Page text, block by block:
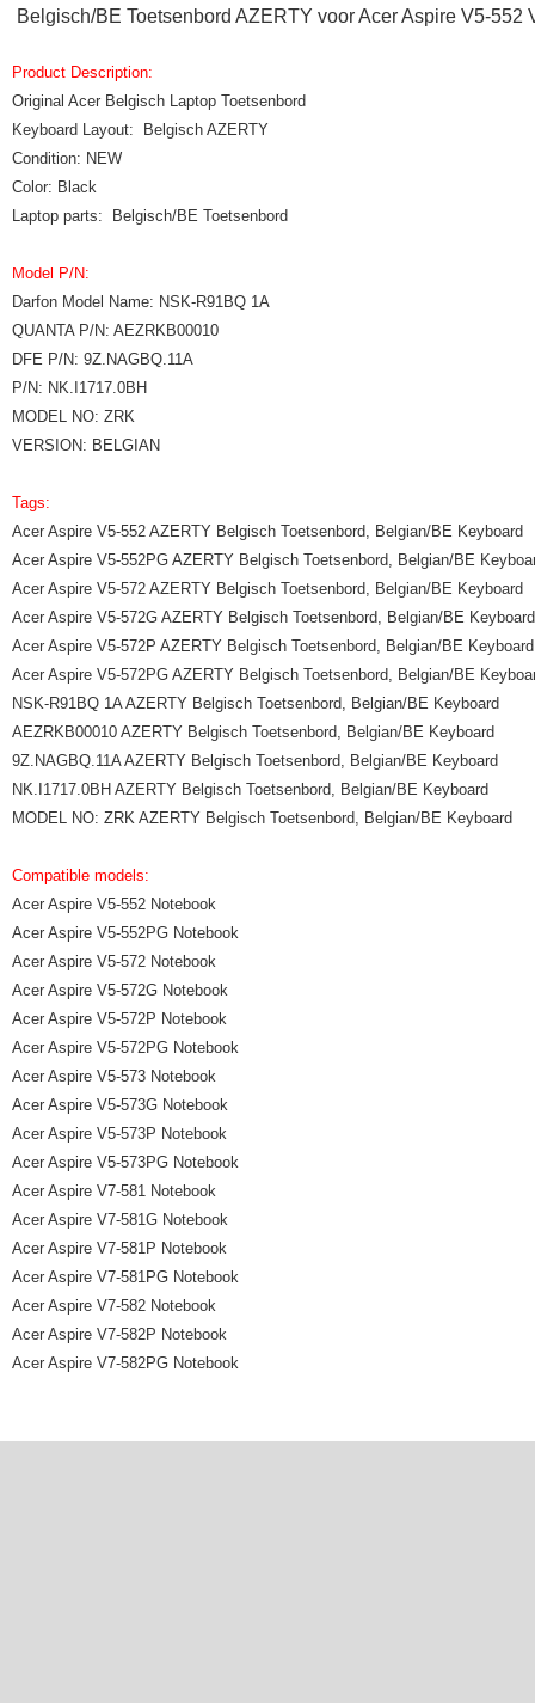
Belgisch/BE Toetsenbord AZERTY voor Acer Aspire V5-
Product Description:
Original Acer Belgisch Laptop Toetsenbord
Keyboard Layout: Belgisch AZERTY
Condition: NEW
Color: Black
Laptop parts: Belgisch/BE Toetsenbord
Model P/N:
Darfon Model Name: NSK-R91BQ 1A
QUANTA P/N: AEZRKB00010
DFE P/N: 9Z.NAGBQ.11A
P/N: NK.I1717.0BH
MODEL NO: ZRK
VERSION: BELGIAN
Tags:
Acer Aspire V5-552 AZERTY Belgisch Toetsenbord, Belgian/BE Keyboard
Acer Aspire V5-552PG AZERTY Belgisch Toetsenbord, Belgian/BE
Acer Aspire V5-572 AZERTY Belgisch Toetsenbord, Belgian/BE Keyboard
Acer Aspire V5-572G AZERTY Belgisch Toetsenbord, Belgian/BE Keyboard
Acer Aspire V5-572P AZERTY Belgisch Toetsenbord, Belgian/BE Keyboard
Acer Aspire V5-572PG AZERTY Belgisch Toetsenbord, Belgian/BE
NSK-R91BQ 1A AZERTY Belgisch Toetsenbord, Belgian/BE Keyboard
AEZRKB00010 AZERTY Belgisch Toetsenbord, Belgian/BE Keyboard
9Z.NAGBQ.11A AZERTY Belgisch Toetsenbord, Belgian/BE Keyboard
NK.I1717.0BH AZERTY Belgisch Toetsenbord, Belgian/BE Keyboard
MODEL NO: ZRK AZERTY Belgisch Toetsenbord, Belgian/BE Keyboard
Compatible models:
Acer Aspire V5-552 Notebook
Acer Aspire V5-552PG Notebook
Acer Aspire V5-572 Notebook
Acer Aspire V5-572G Notebook
Acer Aspire V5-572P Notebook
Acer Aspire V5-572PG Notebook
Acer Aspire V5-573 Notebook
Acer Aspire V5-573G Notebook
Acer Aspire V5-573P Notebook
Acer Aspire V5-573PG Notebook
Acer Aspire V7-581 Notebook
Acer Aspire V7-581G Notebook
Acer Aspire V7-581P Notebook
Acer Aspire V7-581PG Notebook
Acer Aspire V7-582 Notebook
Acer Aspire V7-582P Notebook
Acer Aspire V7-582PG Notebook